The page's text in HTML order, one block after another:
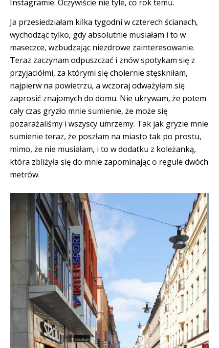
Instagramie. Oczywiście nie tyle, co rok temu.
Ja przesiedziałam kilka tygodni w czterech ścianach,
wychodząc tylko, gdy absolutnie musiałam i to w
maseczce, wzbudzając niezdrowe zainteresowanie.
Teraz zaczynam odpuszczać i znów spotykam się z
przyjaciółmi, za którymi się cholernie stęskniłam,
najpierw na powietrzu, a wczoraj odważyłam się
zaprosić znajomych do domu. Nie ukrywam, że potem
cały czas gryzło mnie sumienie, że może się
pozarażaliśmy i wszyscy umrzemy. Tak jak gryzie mnie
sumienie teraz, że poszłam na miasto tak po prostu,
mimo, że nie musiałam, i to w dodatku z koleżanką,
która zbliżyła się do mnie zapominając o regule dwóch
metrów.